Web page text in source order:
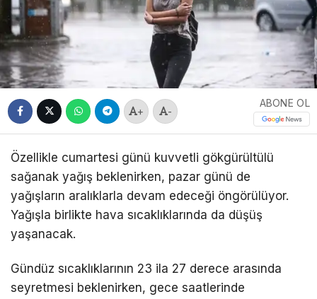
+ -
ABONE OL
Özellikle cumartesi günü kuvvetli gökgürültülü
sağanak yağış beklenirken, pazar günü de
yağışların aralıklarla devam edeceği öngörülüyor.
Yağışla birlikte hava sıcaklıklarında da düşüş
yaşanacak.
Gündüz sıcaklıklarının 23 ila 27 derece arasında
seyretmesi beklenirken, gece saatlerinde